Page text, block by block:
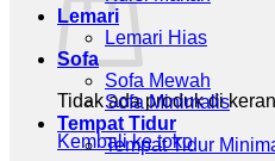
Tidak ada produk di
Kembali ke toko
Lemari
Lemari Hias
Sofa
Sofa Mewah
Sofa Minimalis
Tempat Tidur
Tempat Tidur